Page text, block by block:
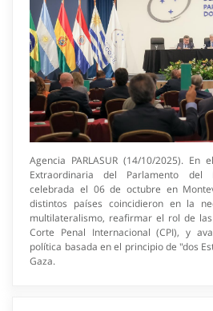
Agencia PARLASUR (14/10/2025).
Extraordinaria del Parlamento del
celebrada el 06 de octubre en
distintos países coincidieron en la
multilateralismo, reafirmar el rol de
Corte Penal Internacional (CPI), y
política basada en el principio de "dos
Gaza.